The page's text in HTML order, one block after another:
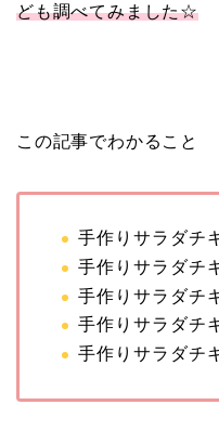
ども調べてみました☆
この記事でわかること
手作りサラダチ
手作りサラダチ
手作りサラダチ
手作りサラダチ
手作りサラダチ